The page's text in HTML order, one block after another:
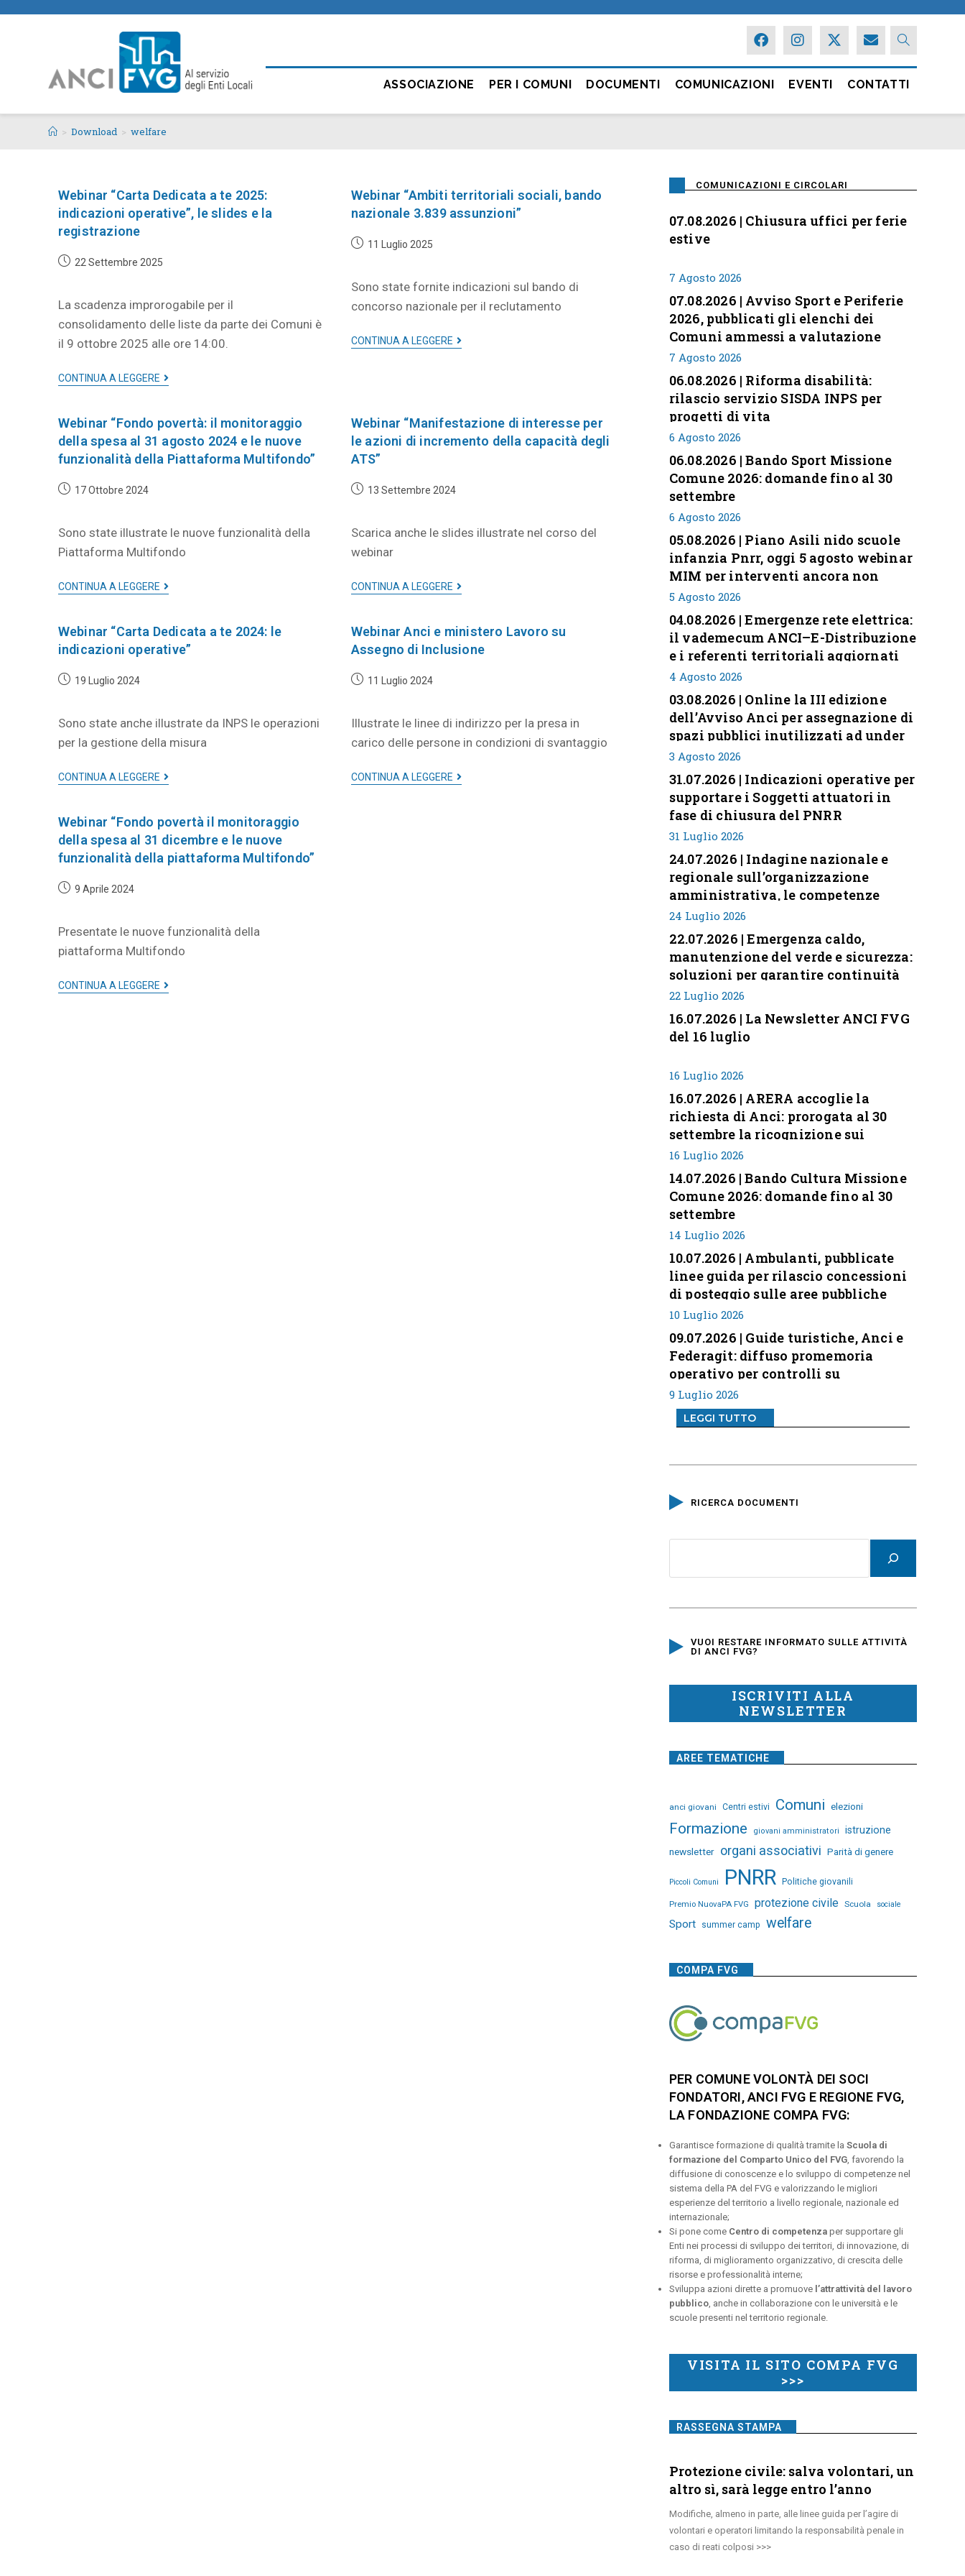
ASSOCIAZIONE PER I COMUNI DOCUMENTI COMUNICAZIONI EVENTI CONTATTI
> Download > welfare
Webinar “Carta Dedicata a te 2025:
indicazioni operative”, le slides e la
registrazione
22 Settembre 2025
La scadenza improrogabile per il
consolidamento delle liste da parte dei Comuni è
il 9 ottobre 2025 alle ore 14:00.
CONTINUA A LEGGERE
Webinar “Ambiti territoriali sociali, bando
nazionale 3.839 assunzioni”
11 Luglio 2025
Sono state fornite indicazioni sul bando di
concorso nazionale per il reclutamento
CONTINUA A LEGGERE
Webinar “Fondo povertà: il monitoraggio
della spesa al 31 agosto 2024 e le nuove
funzionalità della Piattaforma Multifondo”
17 Ottobre 2024
Sono state illustrate le nuove funzionalità della
Piattaforma Multifondo
CONTINUA A LEGGERE
Webinar “Manifestazione di interesse per
le azioni di incremento della capacità degli
ATS”
13 Settembre 2024
Scarica anche le slides illustrate nel corso del
webinar
CONTINUA A LEGGERE
Webinar “Carta Dedicata a te 2024: le
indicazioni operative”
19 Luglio 2024
Sono state anche illustrate da INPS le operazioni
per la gestione della misura
CONTINUA A LEGGERE
Webinar Anci e ministero Lavoro su
Assegno di Inclusione
11 Luglio 2024
Illustrate le linee di indirizzo per la presa in
carico delle persone in condizioni di svantaggio
CONTINUA A LEGGERE
Webinar “Fondo povertà il monitoraggio
della spesa al 31 dicembre e le nuove
funzionalità della piattaforma Multifondo”
9 Aprile 2024
Presentate le nuove funzionalità della
piattaforma Multifondo
CONTINUA A LEGGERE
COMUNICAZIONI E CIRCOLARI
07.08.2026 | Chiusura uffici per ferie
estive
7 Agosto 2026
07.08.2026 | Avviso Sport e Periferie
2026, pubblicati gli elenchi dei
Comuni ammessi a valutazione
7 Agosto 2026
06.08.2026 | Riforma disabilità:
rilascio servizio SISDA INPS per
progetti di vita
6 Agosto 2026
06.08.2026 | Bando Sport Missione
Comune 2026: domande fino al 30
settembre
6 Agosto 2026
05.08.2026 | Piano Asili nido scuole
infanzia Pnrr, oggi 5 agosto webinar
MIM per interventi ancora non
conclusi
5 Agosto 2026
04.08.2026 | Emergenze rete elettrica:
il vademecum ANCI–E-Distribuzione
e i referenti territoriali aggiornati
4 Agosto 2026
03.08.2026 | Online la III edizione
dell’Avviso Anci per assegnazione di
spazi pubblici inutilizzati ad under
35
3 Agosto 2026
31.07.2026 | Indicazioni operative per
supportare i Soggetti attuatori in
fase di chiusura del PNRR
31 Luglio 2026
24.07.2026 | Indagine nazionale e
regionale sull’organizzazione
amministrativa, le competenze
professionali e i modelli di gestione
nei piccoli Comuni italiani
24 Luglio 2026
22.07.2026 | Emergenza caldo,
manutenzione del verde e sicurezza:
soluzioni per garantire continuità
servizi
22 Luglio 2026
16.07.2026 | La Newsletter ANCI FVG
del 16 luglio
16 Luglio 2026
16.07.2026 | ARERA accoglie la
richiesta di Anci: prorogata al 30
settembre la ricognizione sui
corrispettivi
16 Luglio 2026
14.07.2026 | Bando Cultura Missione
Comune 2026: domande fino al 30
settembre
14 Luglio 2026
10.07.2026 | Ambulanti, pubblicate
linee guida per rilascio concessioni
di posteggio sulle aree pubbliche
10 Luglio 2026
09.07.2026 | Guide turistiche, Anci e
Federagit: diffuso promemoria
operativo per controlli su
professione
9 Luglio 2026
LEGGI TUTTO
RICERCA DOCUMENTI
VUOI RESTARE INFORMATO SULLE ATTIVITÀ
DI ANCI FVG?
ISCRIVITI ALLA
NEWSLETTER
AREE TEMATICHE
anci giovani Centri estivi Comuni elezioni
Formazione giovani amministratori
istruzione
newsletter organi associativi Parità di genere
Piccoli Comuni PNRR Politiche giovanili
Premio NuovaPA FVG protezione civile Scuola sociale
Sport summer camp welfare
COMPA FVG
PER COMUNE VOLONTÀ DEI SOCI
FONDATORI, ANCI FVG E REGIONE FVG,
LA FONDAZIONE COMPA FVG:
Garantisce formazione di qualità tramite la Scuola di
formazione del Comparto Unico del FVG, favorendo la
diffusione di conoscenze e lo sviluppo di competenze nel
sistema della PA del FVG e valorizzando le migliori
esperienze del territorio a livello regionale, nazionale ed
internazionale;
Si pone come Centro di competenzaper supportare gli
Enti nei processi di sviluppo dei territori, di innovazione, di
riforma, di miglioramento organizzativo, di crescita delle
risorse e professionalità interne;
Sviluppa azioni dirette a promuove l’attrattività del lavoro
pubblico, anche in collaborazione con le università e le
scuole presenti nel territorio regionale.
VISITA IL SITO COMPA FVG
>>>
RASSEGNA STAMPA
Protezione civile: salva volontari, un
altro sì, sarà legge entro l’anno
Modifiche, almeno in parte, alle linee guida per l’agire di
volontari e operatori limitando la responsabilità penale in
caso di reati colposi